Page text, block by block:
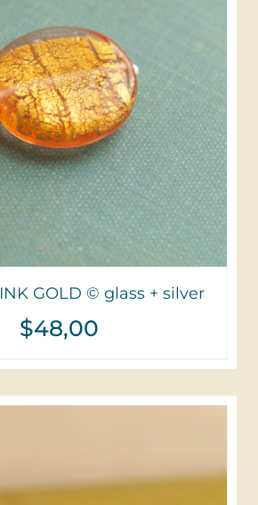
GOLD © glass + silver
$48,00